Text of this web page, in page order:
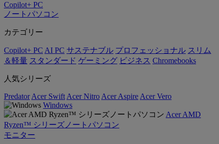
Copilot+ PC
ノートパソコン
カテゴリー
Copilot+ PC AI PC サステナブル プロフェッショナル スリム
＆軽量 スタンダード ゲーミング ビジネス Chromebooks
人気シリーズ
Predator Acer Swift Acer Nitro Acer Aspire Acer Vero
Windows
Acer AMD
Ryzen™ シリーズノートパソコン
モニター